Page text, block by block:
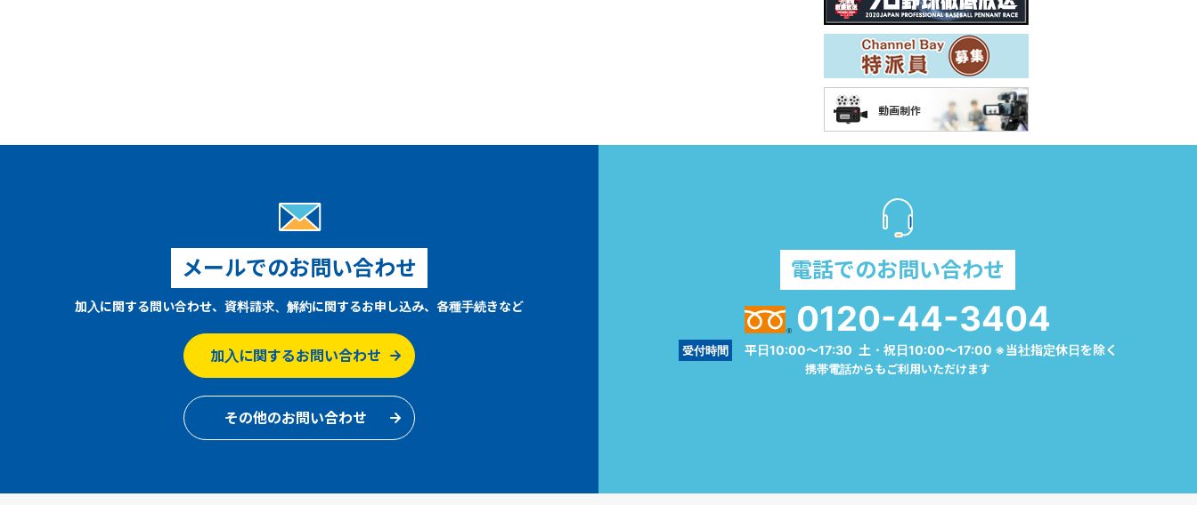
メールでのお問い合わせ
加入に関する問い合わせ、資料請求、解約に関するお申し込み、各種手続きなど
加入に関するお問い合わせ
その他のお問い合わせ
電話でのお問い合わせ
0120-44-3404
受付時間 平日10:00～17:30 土・祝日10:00～17:00 ※当社指定休日を除く
携帯電話からもご利用いただけます